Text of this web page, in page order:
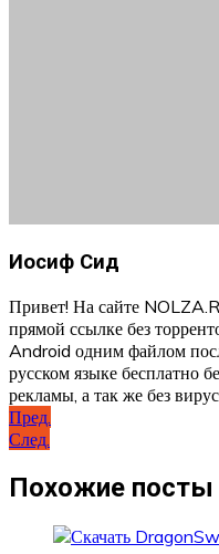
Иосиф Сид
Привет! На сайте
прямой ссылке без
Android одним файлом
русском языке бесплатно
рекламы, а так же без
Навигация
по
записям
Пред.
След.
Похожие посты